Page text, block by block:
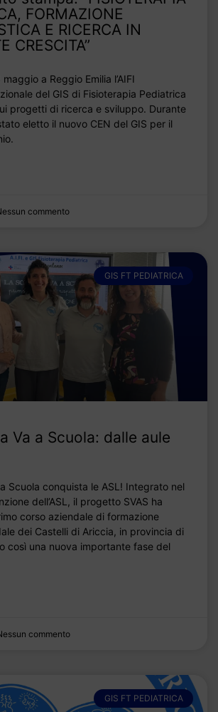
FORMAZIONE
E RICERCA IN
CRESCITA”
a Reggio Emilia l’AIFI
del GIS di Fisioterapia Pediatrica
progetti di ricerca e sviluppo. Durante
eletto il nuovo CEN del GIS per il
commento
GIS FT PEDIATRICA
Va a Scuola: dalle aule
Scuola conquista le ASL! Integrato nel
dell’ASL, il progetto SVAS ha
corso aziendale di formazione
dei Castelli di Ariccia, in provincia di
così una nuova importante fase del
commento
GIS FT PEDIATRICA